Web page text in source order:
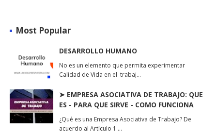
Most Popular
DESARROLLO HUMANO
No es un elemento que permita experimentar
Calidad de Vida en el trabaj…
➤ EMPRESA ASOCIATIVA DE TRABAJO: QUE
ES - PARA QUE SIRVE - COMO FUNCIONA
¿Qué es una Empresa Asociativa de Trabajo? De
acuerdo al Artículo 1 …